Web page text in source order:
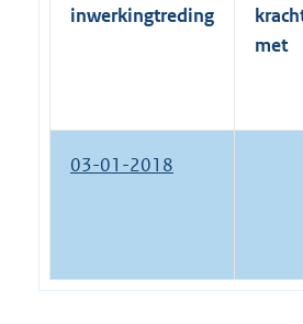
inwerkingtreding
met
03-01-2018